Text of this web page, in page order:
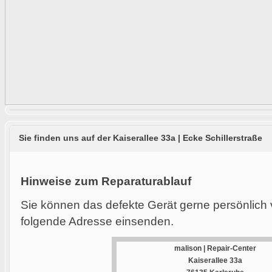
Sie finden uns auf der Kaiserallee 33a | Ecke Schillerstraße
Hinweise zum Reparaturablauf
Sie können das defekte Gerät gerne
folgende Adresse einsenden.
malison | Repair-Center
Kaiserallee 33a